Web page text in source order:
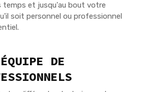
temps et jusqu'au bout votre
soit personnel ou professionnel
DE